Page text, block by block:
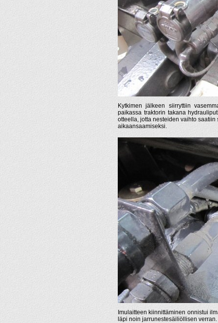
Kytkimen jälkeen siirryttiin
paikassa traktorin takana
otteella, jotta nesteiden vaihto
aikaansaamiseksi.
Imulaitteen kiinnittäminen onnistui
läpi noin jarrunestesäiliöllisen verran.